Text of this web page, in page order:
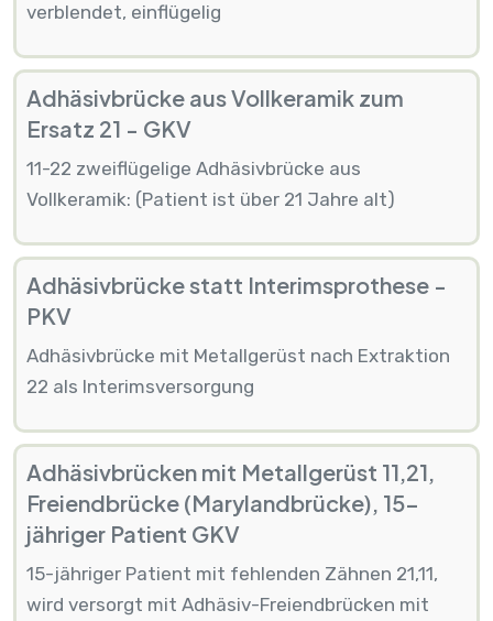
verblendet, einflügelig
Adhäsivbrücke aus Vollkeramik zum
Ersatz 21 - GKV
11-22 zweiflügelige Adhäsivbrücke aus
Vollkeramik: (Patient ist über 21 Jahre alt)
Adhäsivbrücke statt Interimsprothese -
PKV
Adhäsivbrücke mit Metallgerüst nach Extraktion
22 als Interimsversorgung
Adhäsivbrücken mit Metallgerüst 11,21,
Freiendbrücke (Marylandbrücke), 15-
jähriger Patient GKV
15-jähriger Patient mit fehlenden Zähnen 21,11,
wird versorgt mit Adhäsiv-Freiendbrücken mit